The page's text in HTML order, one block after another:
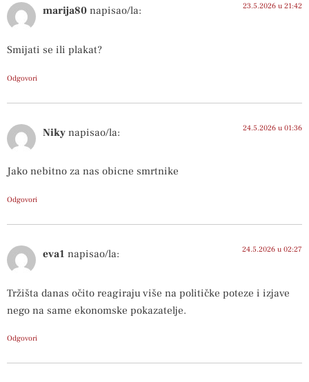
marija80 napisao/la: 23.5.2026 u 21:42
Smijati se ili plakat?
Odgovori
Niky napisao/la: 24.5.2026 u 01:36
Jako nebitno za nas obicne smrtnike
Odgovori
eva1 napisao/la: 24.5.2026 u 02:27
Tržišta danas očito reagiraju više na političke poteze i izjave
nego na same ekonomske pokazatelje.
Odgovori